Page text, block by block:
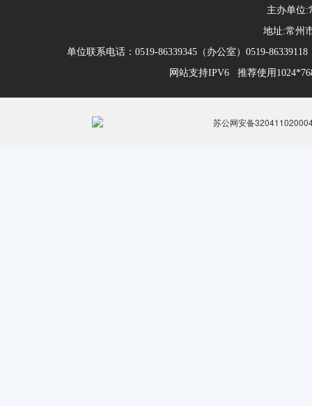
主办单位:
地址:常州
单位联系电话：0519-86339345（办公室）0519-
网站支持IPV6 推荐使用
苏公网安备